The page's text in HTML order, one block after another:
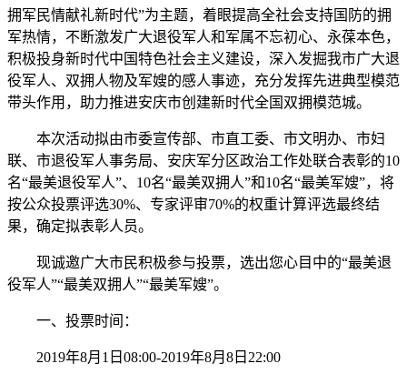
拥军民情献礼新时代”为主题，着眼提高全社会支持国防的拥
军热情，不断激发广大退役军人和军属不忘初心、永葆本色，
积极投身新时代中国特色社会主义建设，深入发掘我市广大退
役军人、双拥人物及军嫂的感人事迹，充分发挥先进典型模范
带头作用，助力推进安庆市创建新时代全国双拥模范城。
本次活动拟由市委宣传部、市直工委、市文明办、市妇
联、市退役军人事务局、安庆军分区政治工作处联合表彰的10
名“最美退役军人”、10名“最美双拥人”和10名“最美军嫂”，将
按公众投票评选30%、专家评审70%的权重计算评选最终结
果，确定拟表彰人员。
现诚邀广大市民积极参与投票，选出您心目中的“最美退
役军人”“最美双拥人”“最美军嫂”。
一、投票时间：
2019年8月1日08:00-2019年8月8日22:00